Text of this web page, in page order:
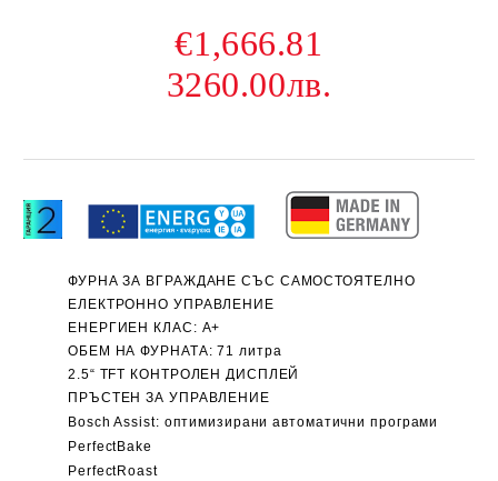
€1,666.81
3260.00лв.
ФУРНАЗА ВГРАЖДАНЕ СЪС САМОСТОЯТЕЛНО
ЕЛЕКТРОННО УПРАВЛЕНИЕ
ЕНЕРГИЕН КЛАС: А+
ОБЕМ НА ФУРНАТА: 71 литра
2.5“ TFT КОНТРОЛЕН ДИСПЛЕЙ
ПРЪСТЕН ЗА УПРАВЛЕНИЕ
Bosch Assist: оптимизирани автоматични програми
PerfectBake
PerfectRoast